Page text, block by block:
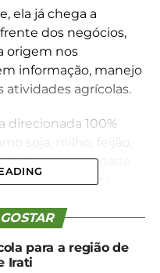
ela já chega a
dos negócios,
origem nos
informação, manejo
agrícolas.
direcionada 100%
uma unidade
o que otimiza
produtor rural,
para a região de
Irati